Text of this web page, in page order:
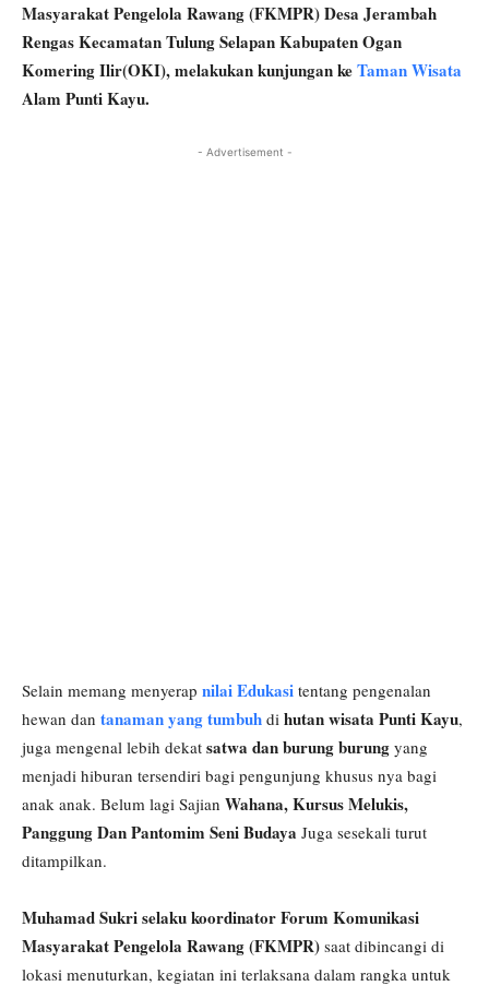
Masyarakat Pengelola Rawang (FKMPR) Desa Jerambah
Rengas Kecamatan Tulung Selapan Kabupaten Ogan
Komering Ilir(OKI), melakukan kunjungan keTaman Wisata
Alam Punti Kayu.
- Advertisement -
Selain memang menyerap nilai Edukasi tentang pengenalan
hewan dan tanaman yang tumbuh di hutan wisata Punti Kayu,
juga mengenal lebih dekat satwa dan burung burung yang
menjadi hiburan tersendiri bagi pengunjung khusus nya bagi
anak anak. Belum lagi Sajian Wahana, Kursus Melukis,
Panggung Dan Pantomim Seni Budaya Juga sesekali turut
ditampilkan.
Muhamad Sukri selaku koordinator Forum Komunikasi
Masyarakat Pengelola Rawang (FKMPR) saat dibincangi di
lokasi menuturkan, kegiatan ini terlaksana dalam rangka untuk